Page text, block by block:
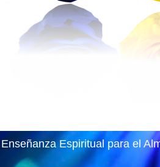
Enseñanza Espiritual para el